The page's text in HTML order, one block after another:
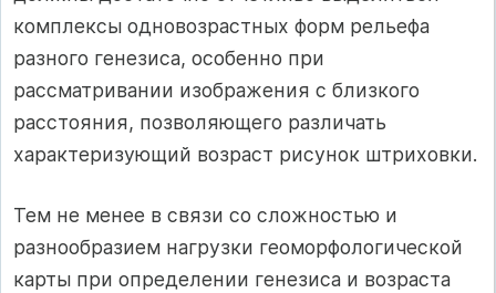
комплексы одновозрастных форм рельефа
разного генезиса, особенно при
рассматривании изображения с близкого
расстояния, позволяющего различать
характеризующий возраст рисунок штриховки.
Тем не менее в связи со сложностью и
разнообразием нагрузки геоморфологической
карты при определении генезиса и возраста